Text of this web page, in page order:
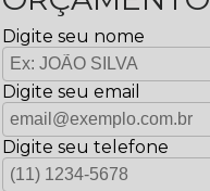
Digite seu nome
Digite seu email
Digite seu telefone